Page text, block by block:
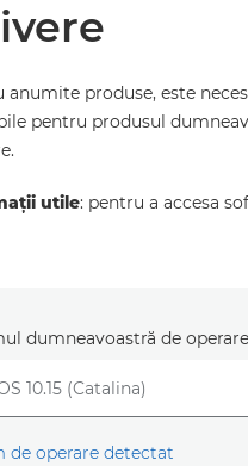
anumite produse, este
pentru produsul
utile: pentru a accesa
dumneavoastră de operare
de operare detectat